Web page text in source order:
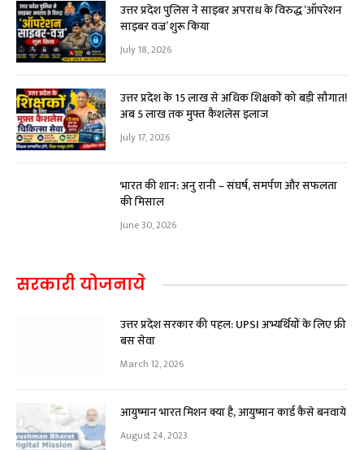
उत्तर प्रदेश पुलिस ने साइबर अपराध के विरुद्ध ‘ऑपरेशन
साइबर वज्र’ शुरू किया
July 18, 2026
उत्तर प्रदेश के 15 लाख से अधिक शिक्षकों को बड़ी सौगात!
अब ₹5 लाख तक मुफ्त कैशलेस इलाज
July 17, 2026
भारत की शान: अनु रानी – संघर्ष, समर्पण और सफलता
की मिसाल
June 30, 2026
सरकारी योजनाये
उत्तर प्रदेश सरकार की पहल: UPSI अभ्यर्थियों के लिए फ्री
बस सेवा
March 12, 2026
आयुष्मान भारत मिशन क्या है, आयुष्मान कार्ड कैसे बनवाये
August 24, 2023